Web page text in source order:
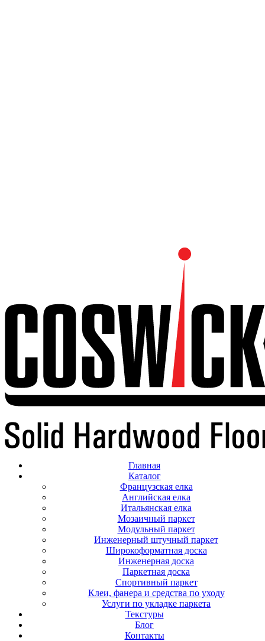
Главная
Каталог
Французская елка
Английская елка
Итальянская елка
Мозаичный паркет
Модульный паркет
Инженерный штучный паркет
Широкоформатная доска
Инженерная доска
Паркетная доска
Спортивный паркет
Клеи, фанера и средства по уходу
Услуги по укладке паркета
Текстуры
Блог
Контакты